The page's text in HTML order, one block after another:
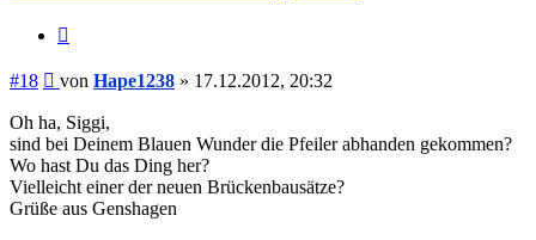
#18 Beitrag
von Hape1238 » 17.12.2012, 20:32
Oh ha, Siggi,
sind bei Deinem Blauen Wunder die Pfeiler abhanden gekommen?
Wo hast Du das Ding her?
Vielleicht einer der neuen Brückenbausätze?
Grüße aus Genshagen